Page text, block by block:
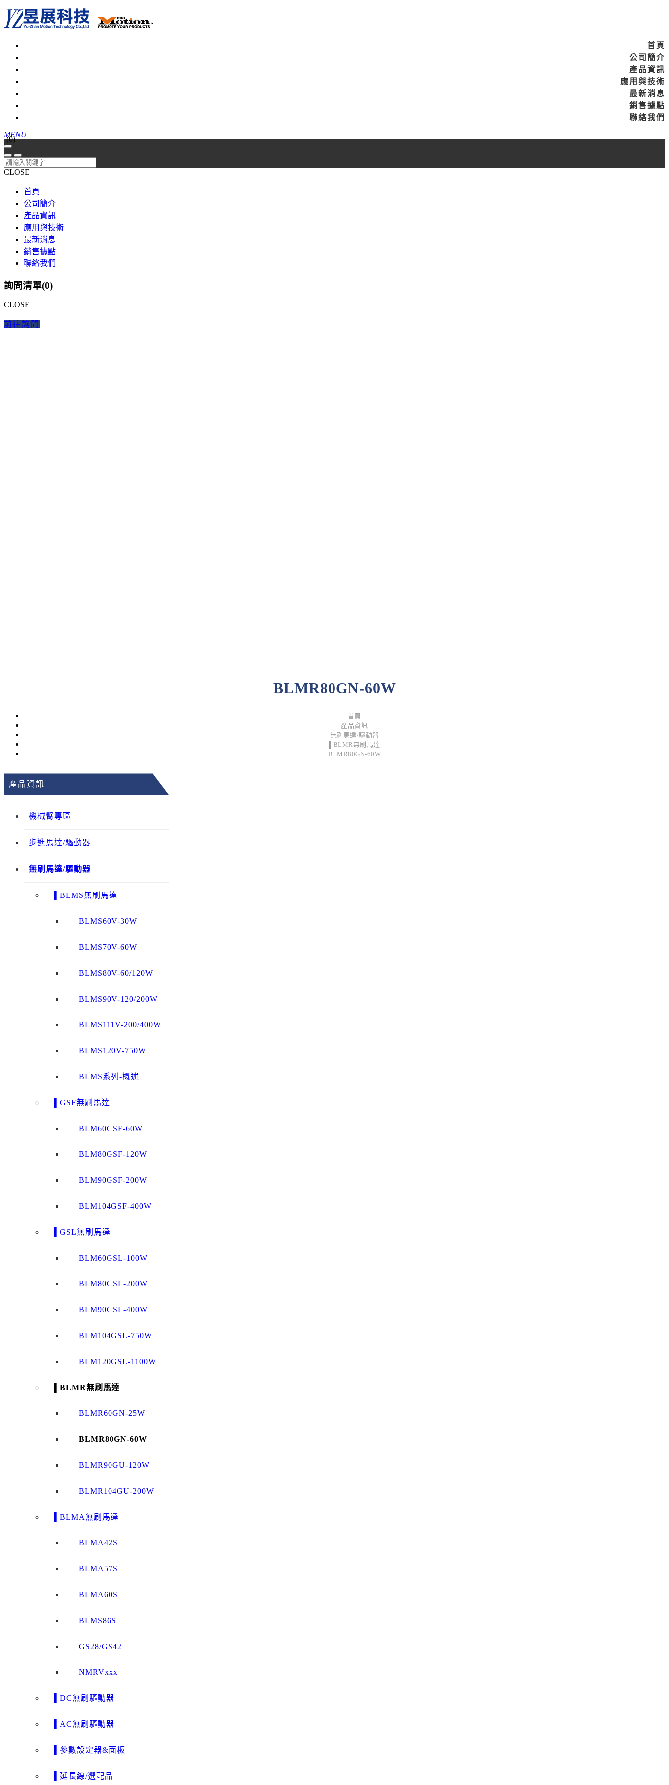
首頁
公司簡介
產品資訊
應用與技術
最新消息
銷售據點
聯絡我們
MENU
(0)
CLOSE
首頁
公司簡介
產品資訊
應用與技術
最新消息
銷售據點
聯絡我們
詢問清單(0)
CLOSE
前往詢問
BLMR80GN-60W
首頁
產品資訊
無刷馬達/驅動器
▌BLMR無刷馬達
BLMR80GN-60W
產品資訊
機械臂專區
步進馬達/驅動器
無刷馬達/驅動器
▌BLMS無刷馬達
BLMS60V-30W
BLMS70V-60W
BLMS80V-60/120W
BLMS90V-120/200W
BLMS111V-200/400W
BLMS120V-750W
BLMS系列-概述
▌GSF無刷馬達
BLM60GSF-60W
BLM80GSF-120W
BLM90GSF-200W
BLM104GSF-400W
▌GSL無刷馬達
BLM60GSL-100W
BLM80GSL-200W
BLM90GSL-400W
BLM104GSL-750W
BLM120GSL-1100W
▌BLMR無刷馬達
BLMR60GN-25W
BLMR80GN-60W
BLMR90GU-120W
BLMR104GU-200W
▌BLMA無刷馬達
BLMA42S
BLMA57S
BLMA60S
BLMS86S
GS28/GS42
NMRVxxx
▌DC無刷驅動器
▌AC無刷驅動器
▌參數設定器&面板
▌延長線/選配品